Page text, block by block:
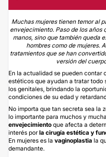
Muchas mujeres tienen temor al
envejecimiento. Paso de los años
manos, sino que también queda
hombres como de mujeres.
tratamientos que se han
versión del
En la actualidad se pueden
estéticos que ayudan a tratar todo
los genitales, brindando la
condiciones de su edad y
No importa que tan secreta sea la
lo importante para muchos y
envejecimiento que afecta a
interés por la cirugía estética y
En mujeres es la vaginoplastia la
demandante.